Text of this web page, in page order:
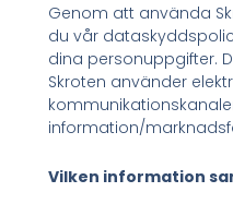
Genom att använda
du vår
dina personuppgifter.
Skroten använder
information/
Vilken information